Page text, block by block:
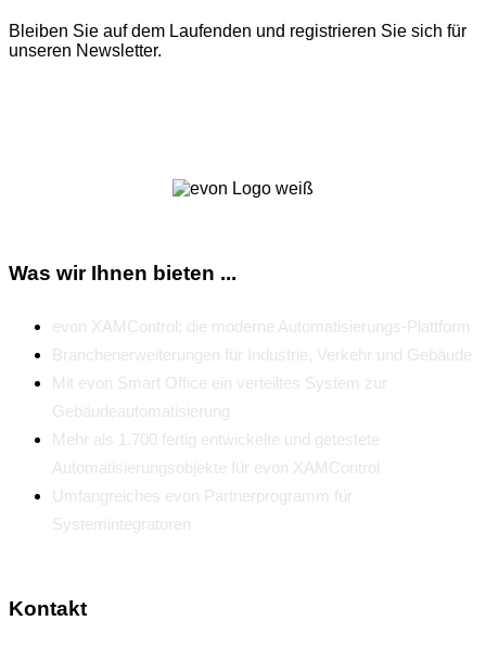
Bleiben Sie auf dem Laufenden und registrieren Sie sich für
unseren Newsletter.
Was wir Ihnen bieten ...
evon XAMControl: die moderne Automatisierungs-Plattform
Branchenerweiterungen für Industrie, Verkehr und Gebäude
Mit evon Smart Office ein verteiltes System zur
Gebäudeautomatisierung
Mehr als 1.700 fertig entwickelte und getestete
Automatisierungsobjekte für evon XAMControl
Umfangreiches evon Partnerprogramm für
Systemintegratoren
Kontakt